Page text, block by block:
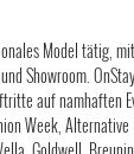
Model tätig,
Showroom.
auf namhaften
Week,